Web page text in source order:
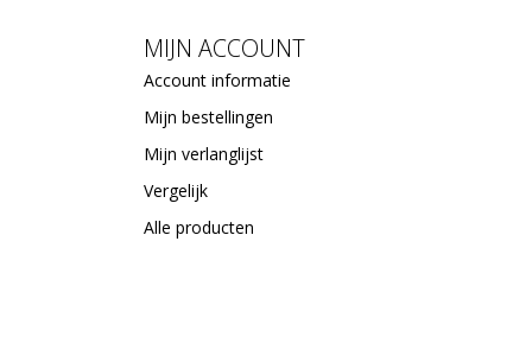
MIJN ACCOUNT
Account informatie
Mijn bestellingen
Mijn verlanglijst
Vergelijk
Alle producten